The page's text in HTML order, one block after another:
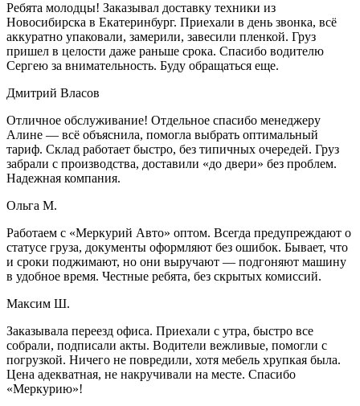
Ребята молодцы! Заказывал доставку техники из
Новосибирска в Екатеринбург. Приехали в день звонка, всё
аккуратно упаковали, замерили, завесили пленкой. Груз
пришел в целости даже раньше срока. Спасибо водителю
Сергею за внимательность. Буду обращаться еще.
Дмитрий Власов
Отличное обслуживание! Отдельное спасибо менеджеру
Алине — всё объяснила, помогла выбрать оптимальный
тариф. Склад работает быстро, без типичных очередей. Груз
забрали с производства, доставили «до двери» без проблем.
Надежная компания.
Ольга М.
Работаем с «Меркурий Авто» оптом. Всегда предупреждают о
статусе груза, документы оформляют без ошибок. Бывает, что
и сроки поджимают, но они выручают — подгоняют машину
в удобное время. Честные ребята, без скрытых комиссий.
Максим Ш.
Заказывала переезд офиса. Приехали с утра, быстро все
собрали, подписали акты. Водители вежливые, помогли с
погрузкой. Ничего не повредили, хотя мебель хрупкая была.
Цена адекватная, не накручивали на месте. Спасибо
«Меркурию»!